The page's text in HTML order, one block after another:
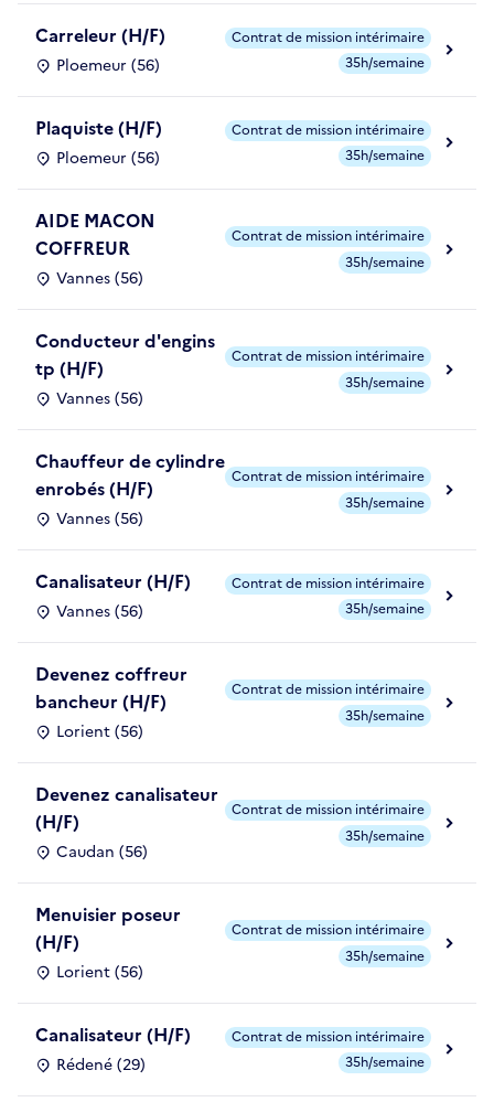
Carreleur (H/F)
Ploemeur (56)
Contrat de mission intérimaire
35h/semaine
Plaquiste (H/F)
Ploemeur (56)
Contrat de mission intérimaire
35h/semaine
AIDE MACON
COFFREUR
Vannes (56)
Contrat de mission intérimaire
35h/semaine
Conducteur d'engins
tp (H/F)
Vannes (56)
Contrat de mission intérimaire
35h/semaine
Chauffeur de cylindre
enrobés (H/F)
Vannes (56)
Contrat de mission intérimaire
35h/semaine
Canalisateur (H/F)
Vannes (56)
Contrat de mission intérimaire
35h/semaine
Devenez coffreur
bancheur (H/F)
Lorient (56)
Contrat de mission intérimaire
35h/semaine
Devenez canalisateur
(H/F)
Caudan (56)
Contrat de mission intérimaire
35h/semaine
Menuisier poseur
(H/F)
Lorient (56)
Contrat de mission intérimaire
35h/semaine
Canalisateur (H/F)
Rédené (29)
Contrat de mission intérimaire
35h/semaine